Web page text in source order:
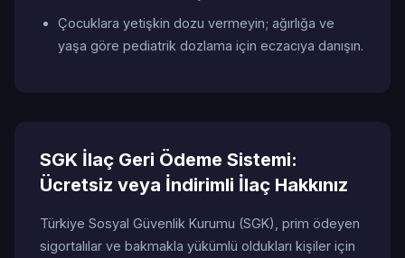
Çocuklara yetişkin dozu vermeyin; ağırlığa ve
yaşa göre pediatrik dozlama için eczacıya danışın.
SGK İlaç Geri Ödeme Sistemi:
Ücretsiz veya İndirimli İlaç Hakkınız
Türkiye Sosyal Güvenlik Kurumu (SGK), prim ödeyen
sigortalılar ve bakmakla yükümlü oldukları kişiler için